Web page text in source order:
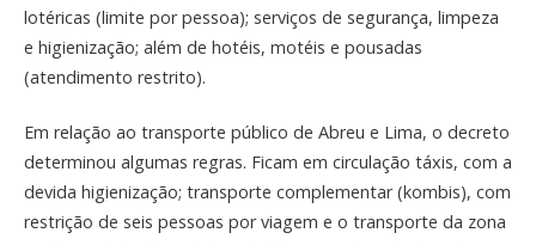
lotéricas (limite por pessoa); serviços de segurança, limpeza
e higienização; além de hotéis, motéis e pousadas
(atendimento restrito).
Em relação ao transporte público de Abreu e Lima, o decreto
determinou algumas regras. Ficam em circulação táxis, com a
devida higienização; transporte complementar (kombis), com
restrição de seis pessoas por viagem e o transporte da zona